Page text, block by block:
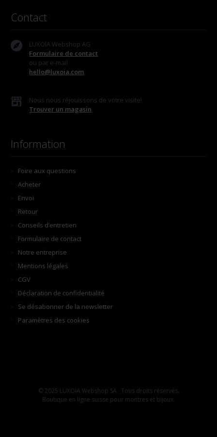
Contact
LUXOIA Webshop AG
Formulaire de contact
ou par e-mail
hello@luxoia.com
Nous nous réjouissons de votre visite!
Trouver un magasin
Information
Foire aux questions
Acheter
Envoi
Retour
Conseils d’entretien
Formulaire de contact
Notre entreprise
Mentions légales
CGV
Déclaration de confidentialité
Se désabonner de la newsletter
Paramètres des cookies
© 2025 LUXOIA Webshop SA · Tous droits réservés.
Boutique en ligne suisse pour montres et bijoux.